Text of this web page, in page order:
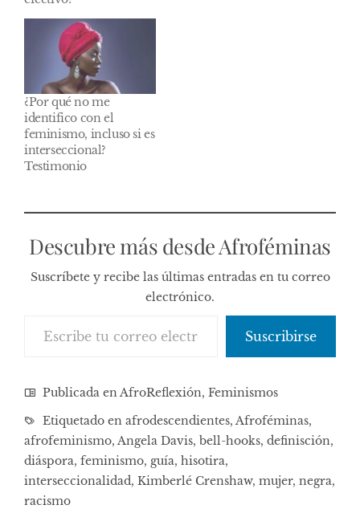
¿Por qué no me
identifico con el
feminismo, incluso si es
interseccional?
Testimonio
Descubre más desde Afroféminas
Suscríbete y recibe las últimas entradas en tu correo
electrónico.
Suscribirse
Publicada en AfroReflexión, Feminismos
Etiquetado en afrodescendientes, Afroféminas,
afrofeminismo, Angela Davis, bell-hooks, definisción,
diáspora, feminismo, guía, hisotira,
interseccionalidad, Kimberlé Crenshaw, mujer, negra,
racismo